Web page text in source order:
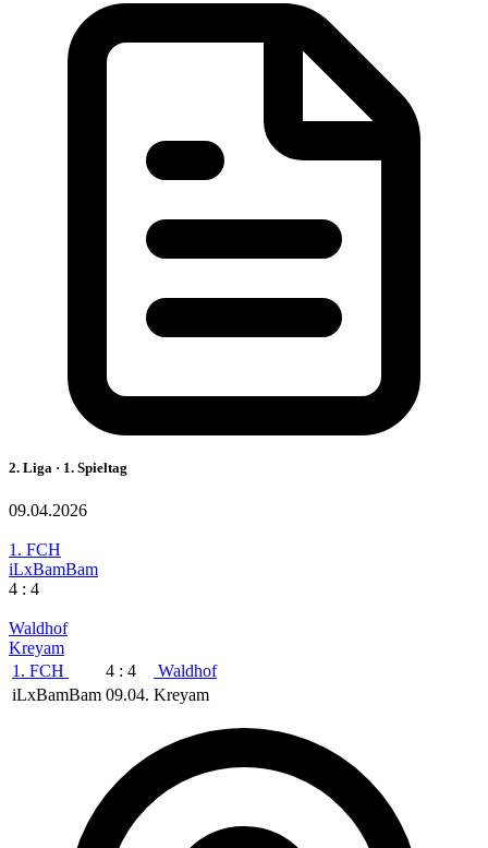
2. Liga · 1. Spieltag
09.04.2026
1. FCH
iLxBamBam
4 : 4
Waldhof
Kreyam
1. FCH
4 : 4
Waldhof
iLxBamBam 09.04. Kreyam